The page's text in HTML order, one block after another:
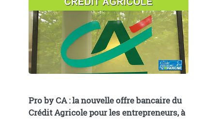
Pro by CA : la nouvelle offre bancaire du
Crédit Agricole pour les entrepreneurs, à